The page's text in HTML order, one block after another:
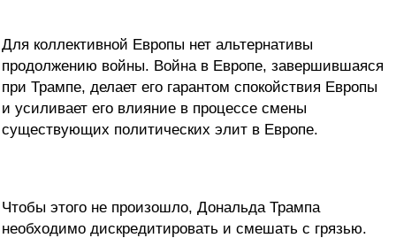
Для коллективной Европы нет альтернативы
продолжению войны. Война в Европе, завершившаяся
при Трампе, делает его гарантом спокойствия Европы
и усиливает его влияние в процессе смены
существующих политических элит в Европе.
Чтобы этого не произошло, Дональда Трампа
необходимо дискредитировать и смешать с грязью.